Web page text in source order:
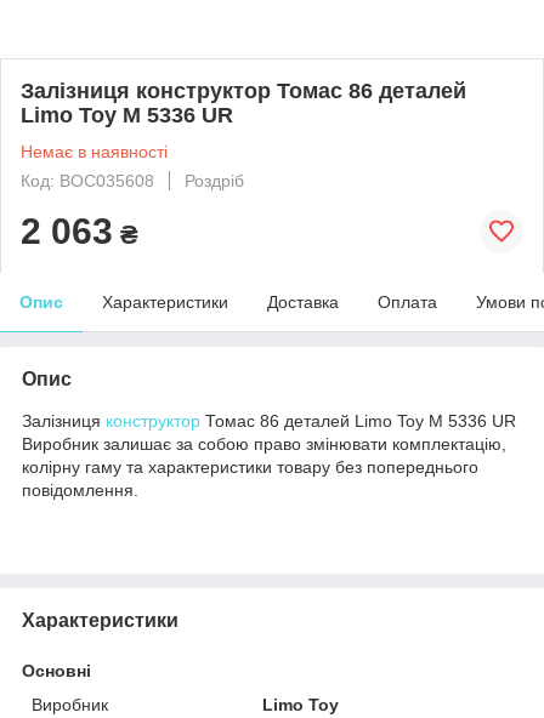
Залізниця конструктор Томас 86 деталей
Limo Toy М 5336 UR
Немає в наявності
Код: BOC035608
Роздріб
2 063 ₴
Опис Характеристики Доставка Оплата Умови
Опис
Залізниця конструктор Томас 86 деталей Limo Toy М 5336 UR
Виробник залишає за собою право змінювати комплектацію,
колірну гаму та характеристики товару без попереднього
повідомлення.
Характеристики
Основні
Виробник
Limo Toy